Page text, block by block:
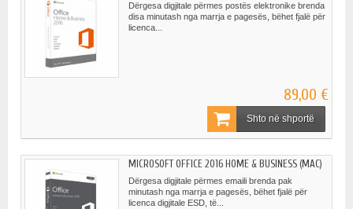
Dërgesa digjitale përmes postës elektronike brenda
disa minutash nga marrja e pagesës, bëhet fjalë për
licenca...
89,00 €
Shto në shportë
MICROSOFT OFFICE 2016 HOME & BUSINESS (MAC)
Dërgesa digjitale përmes emaili brenda pak
minutash nga marrja e pagesës, bëhet fjalë për
licenca digjitale ESD, të...